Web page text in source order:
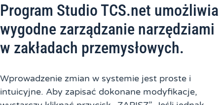
Program Studio TCS.net umożliwia
wygodne zarządzanie narzędziami
w zakładach przemysłowych.
Wprowadzenie zmian w systemie jest proste i
intuicyjne. Aby zapisać dokonane modyfikacje,